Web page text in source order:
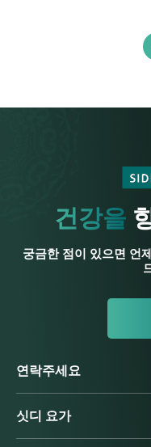
건강을
궁금한 점이 있으면 언
연락주세요
싯디 요가